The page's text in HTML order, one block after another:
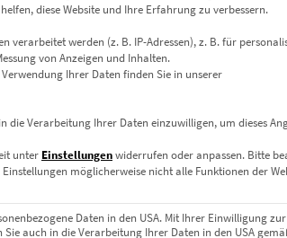
Dieses Produkt weist mehrere Varianten auf. Die Optionen können auf der Produktseite gewählt werden
diese Website und Ihre Erfahrung zu verbessern.
verarbeitet werden (z. B. IP-Adressen), z. B. für
von Anzeigen und Inhalten.
Ihrer Daten finden Sie in unserer
die Verarbeitung Ihrer Daten einzuwilligen, um dieses
unter Einstellungenwiderrufen oder anpassen. Bitte
möglicherweise nicht alle Funktionen der
Daten in den USA. Mit Ihrer Einwilligung zur
Sie auch in die Verarbeitung Ihrer Daten in den USA